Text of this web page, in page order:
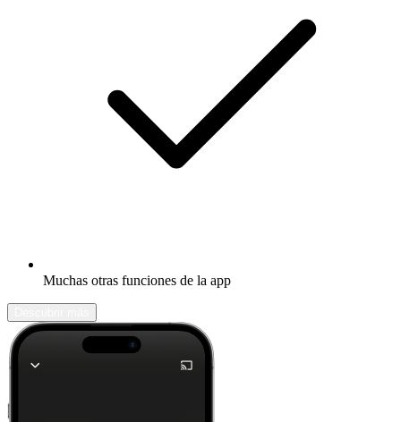
Muchas otras funciones de la app